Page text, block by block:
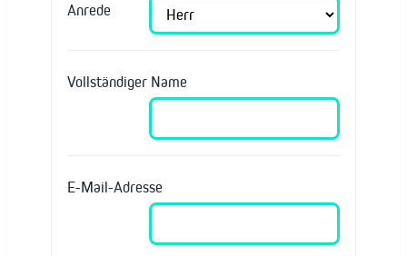
Anrede
Vollständiger Name
E-Mail-Adresse